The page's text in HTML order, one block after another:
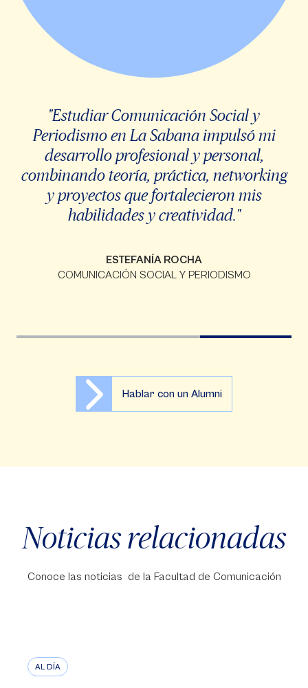
"Estudiar Comunicación Social y
Periodismo en La Sabana impulsó mi
desarrollo profesional y personal,
combinando teoría, práctica, networking
y proyectos que fortalecieron mis
habilidades y creatividad."
ESTEFANÍA ROCHA
COMUNICACIÓN SOCIAL Y PERIODISMO
Hablar con un Alumni
Noticias relacionadas
Conoce las noticias de la Facultad de Comunicación
AL DÍA